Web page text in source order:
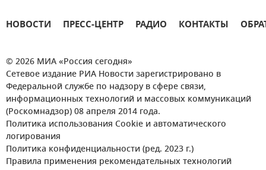
НОВОСТИ ПРЕСС-ЦЕНТР РАДИО КОНТАКТЫ
© 2026 МИА «Россия сегодня»
Сетевое издание РИА Новости зарегистрировано в
Федеральной службе по надзору в сфере связи,
информационных технологий и массовых коммуникаций
(Роскомнадзор) 08 апреля 2014 года.
Политика использования Cookie и автоматического
логирования
Политика конфиденциальности (ред. 2023 г.)
Правила применения рекомендательных технологий